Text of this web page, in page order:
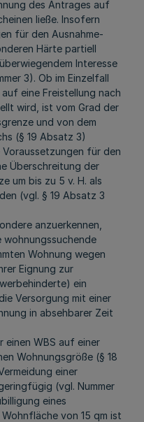
des Antrages auf
ließe. Insofern
für den Ausnahme-
Härte partiell
Interesse
3). Ob im Einzelfall
eine Freistellung nach
wird, ist vom Grad der
und von dem
(§ 19 Absatz 3)
Voraussetzungen für den
Überschreitung der
um bis zu 5 v. H. als
(vgl. § 19 Absatz 3
anzuerkennen,
Wohnung wegen
Eignung zur
ein
Versorgung mit einer
in absehbarer Zeit
einen WBS auf einer
Wohnungsgröße (§ 18
einer
(vgl. Nummer
eines
von 15 qm ist